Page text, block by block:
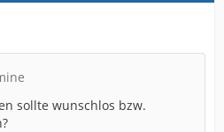
sollte wunschlos bzw.